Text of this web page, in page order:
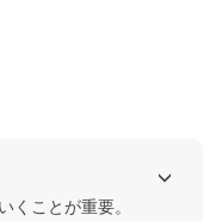
くことが重要。